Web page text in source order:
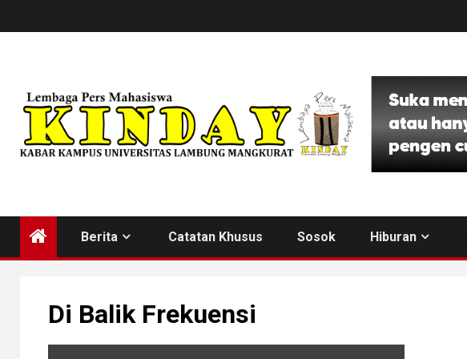
to
Berita Catatan Khusus Sosok Hiburan
Di Balik Frekuensi